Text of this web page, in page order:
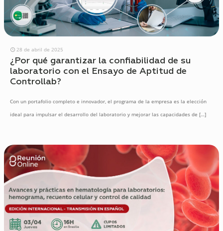
28 de abril de 2025
¿Por qué garantizar la confiabilidad de su
laboratorio con el Ensayo de Aptitud de
Controllab?
Con un portafolio completo e innovador, el programa de la empresa es la elección
ideal para impulsar el desarrollo del laboratorio y mejorar las capacidades de […]